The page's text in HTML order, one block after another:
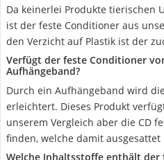
Da keinerlei Produkte tierischen
ist der feste Conditioner aus
den Verzicht auf Plastik ist der
Verfügt der feste Conditioner
Aufhängeband?
Durch ein Aufhängeband wird
erleichtert. Dieses Produkt
unserem Vergleich aber die CD
finden, welche damit ausgesattet
Welche Inhaltsstoffe enthält